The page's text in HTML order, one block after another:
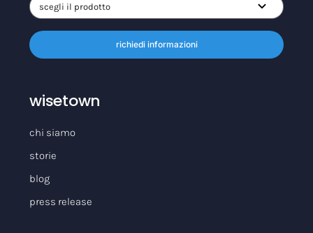
richiedi informazioni
wisetown
chi siamo
storie
blog
press release